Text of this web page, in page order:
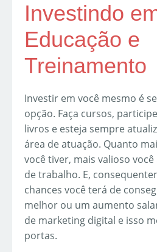
Investindo
Educação e
Treinamento
Investir em você mesmo é
opção. Faça cursos,
livros e esteja sempre
área de atuação. Quanto
você tiver, mais valioso
de trabalho. E,
chances você terá de
melhor ou um aumento
de marketing digital e isso
portas.